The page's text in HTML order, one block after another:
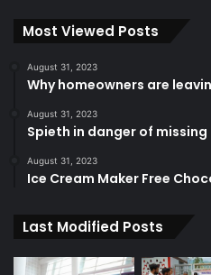
Most Viewed Posts
August 31, 2023
Why homeowners are
August 31, 2023
Spieth in danger of
August 31, 2023
Ice Cream Maker Free
Last Modified Posts